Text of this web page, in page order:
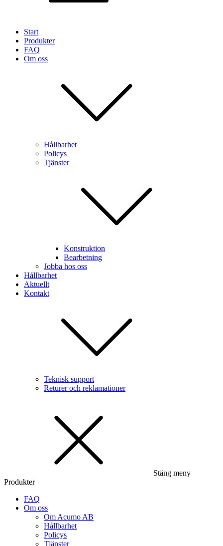
Start
Produkter
FAQ
Om oss
Hållbarhet
Policys
Tjänster
Konstruktion
Bearbetning
Jobba hos oss
Hållbarhet
Aktuellt
Kontakt
Teknisk support
Returer och reklamationer
Stäng meny
Produkter
FAQ
Om oss
Om Acumo AB
Hållbarhet
Policys
Tjänster